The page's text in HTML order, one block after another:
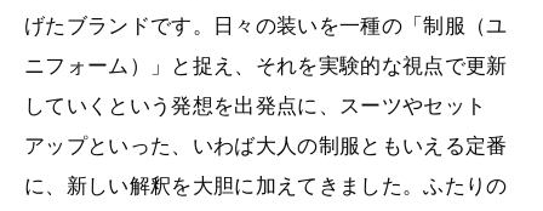
げたブランドです。日々の装いを一種の「制服（ユ
ニフォーム）」と捉え、それを実験的な視点で更新
していくという発想を出発点に、スーツやセット
アップといった、いわば大人の制服ともいえる定番
に、新しい解釈を大胆に加えてきました。ふたりの